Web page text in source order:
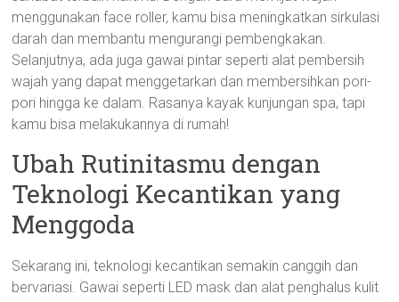
menggunakan face roller, kamu bisa meningkatkan sirkulasi
darah dan membantu mengurangi pembengkakan.
Selanjutnya, ada juga gawai pintar seperti alat pembersih
wajah yang dapat menggetarkan dan membersihkan pori-
pori hingga ke dalam. Rasanya kayak kunjungan spa, tapi
kamu bisa melakukannya di rumah!
Ubah Rutinitasmu dengan
Teknologi Kecantikan yang
Menggoda
Sekarang ini, teknologi kecantikan semakin canggih dan
bervariasi. Gawai seperti LED mask dan alat penghalus kulit